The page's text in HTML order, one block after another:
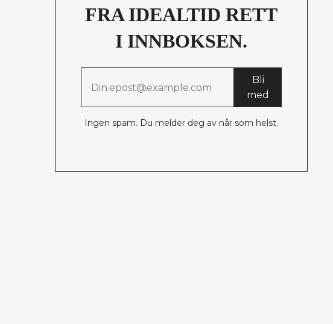
FRA IDEALTID RETT
I INNBOKSEN.
Bli
med
Ingen spam. Du melder deg av når som helst.